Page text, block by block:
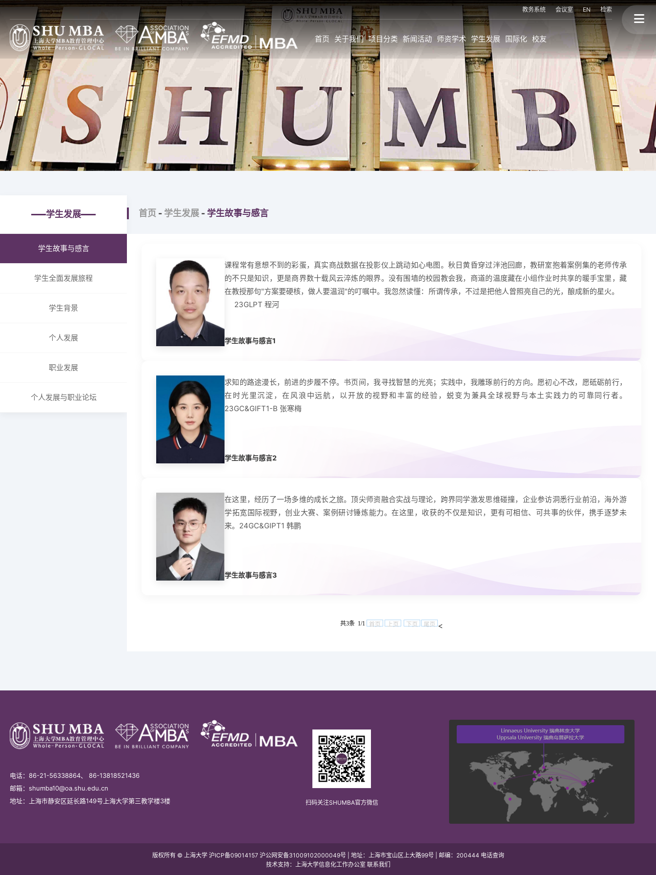
教务系统 会议室 EN 检索
首页 关于我们 项目分类 新闻活动 师资学术 学生发展 国际化 校友
项目特色
上大MBA一览
上大MBA模式
SHUMBA教与学
主任寄语
大事记
治理构架
成绩与奖状
国际成绩
卓越教学奖项
上大MBA校企合作
全球合作组织与商业
招生与品牌办
上大MBA项目设计
全球本土（GL）项目
全日制
非全日制
全球中国（GC）项目
全日制
SHU MBA-X在线教育
焦点新闻
通知公告
论坛活动
图片新闻
SHU MBA 师资情况一
览
GL师资
校内全职师资
特约前沿师资
学术简报
学生故事与感言
学生全面发展旅程
学生背景
个人发展
职业发展
上大MBA的国际化
海外持续进修学位
海外交换生项目
联盟高校海外访学
国际讲座&论坛
校友故事
终身学习
校友会与校友活动
校友背景
三个捐赠
学生发展
学生故事与感言
学生全面发展旅程
学生背景
个人发展
职业发展
个人发展与职业论坛
首页 - 学生发展 - 学生故事与感言
课程常有意想不到的彩蛋，真实商战数据在投影仪上跳动如心电图。秋日黄昏穿过泮池回廊，教研室抱着案例集的老师传承
的不只是知识，更是商界数十载风云淬炼的眼界。没有围墙的校园教会我，商道的温度藏在小组作业时共享的暖手宝里，藏
在教授那句"方案要硬核，做人要温润"的叮嘱中。我忽然读懂：所谓传承，不过是把他人曾照亮自己的光，酿成新的星火。
23GLPT 程河
学生故事与感言1
求知的路途漫长，前进的步履不停。书页间，我寻找智慧的光亮；实践中，我雕琢前行的方向。愿初心不改，愿砥砺前行，
在时光里沉淀，在风浪中远航，以开放的视野和丰富的经验，蜕变为兼具全球视野与本土实践力的可靠同行者。
23GC&GIFT1-B 张寒梅
学生故事与感言2
在这里，经历了一场多维的成长之旅。顶尖师资融合实战与理论，跨界同学激发思维碰撞，企业参访洞悉行业前沿，海外游
学拓宽国际视野，创业大赛、案例研讨锤炼能力。在这里，收获的不仅是知识，更有可相信、可共事的伙伴，携手逐梦未
来。24GC&GIPT1 韩鹏
学生故事与感言3
共3条 1/1 首页 上页 下页 尾页 <
电话：86-21-56338864、 86-13818521436
邮箱：shumba10@oa.shu.edu.cn
地址：上海市静安区延长路149号上海大学第三教学楼3楼
扫码关注SHUMBA官方微信
版权所有 © 上海大学 沪ICP备09014157 沪公网安备31009102000049号 | 地址：上海市宝山区上大路99号 | 邮编：200444 电话查询
技术支持：上海大学信息化工作办公室 联系我们